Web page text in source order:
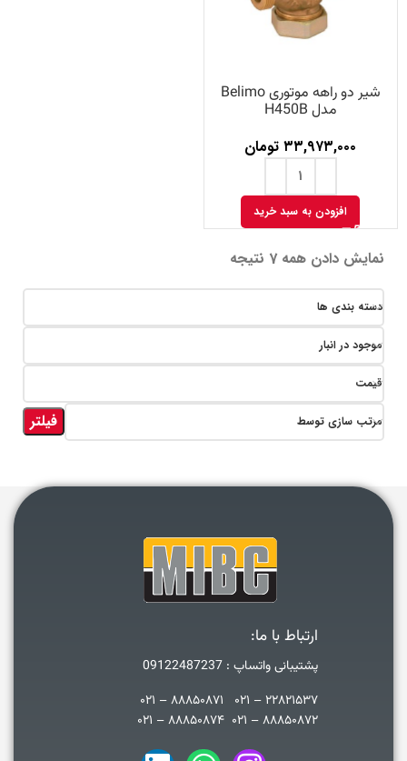
شیر دو راهه موتوری Belimo
مدل H450B
۳۳,۹۷۳,۰۰۰ تومان
افزودن به سبد خرید
نمایش دادن همه 7 نتیجه
دسته بندی ها
موجود در انبار
قیمت
مرتب سازی توسط فیلتر
ارتباط با ما:
پشتیبانی واتساپ : 09122487237
۲۲۸۲۱۵۳۷ – ۰۲۱ ۸۸۸۵۰۸۷۱ – ۰۲۱
۸۸۸۵۰۸۷۲ – ۰۲۱ ۸۸۸۵۰۸۷۴ – ۰۲۱